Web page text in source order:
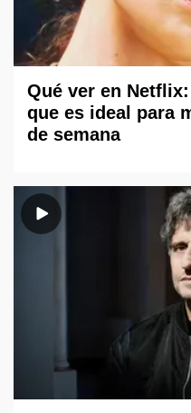
Qué ver en
que es ideal para
de semana